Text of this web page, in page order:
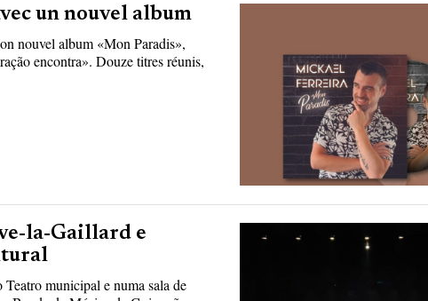
un nouvel album
nouvel album «Mon Paradis»,
encontra». Douze titres réunis,
la-Gaillard e
municipal e numa sala de